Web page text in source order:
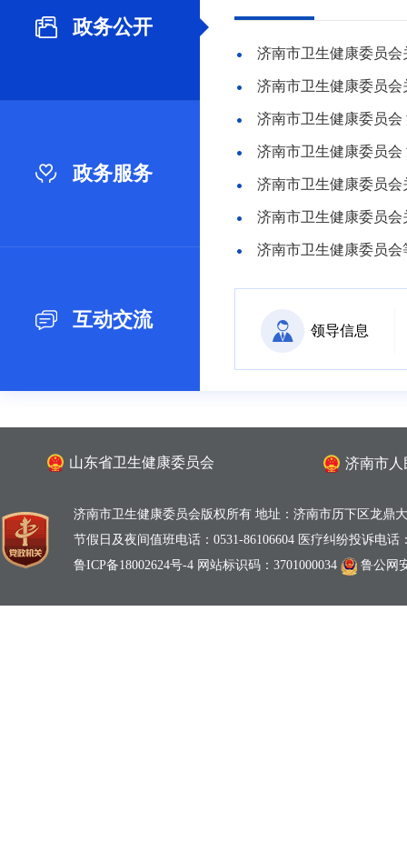
政务公开
政务服务
互动交流
济南市卫生健康委员会
济南市卫生健康委员
济南市卫生健康委员
济南市卫生健康委员
领导信息
山东省卫生健康委员会 济南市人
济南市卫生健康委员会版权所有 地址：济南市历下区龙鼎
节假日及夜间值班电话：0531-86106604 医疗纠纷投诉电话
鲁ICP备18002624号-4 网站标识码：3701000034 鲁公网